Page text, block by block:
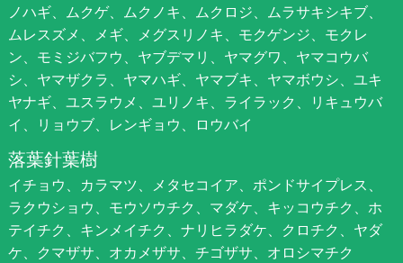
ノハギ、ムクゲ、ムクノキ、ムクロジ、ムラサキシキブ、
ムレスズメ、メギ、メグスリノキ、モクゲンジ、モクレ
ン、モミジバフウ、ヤブデマリ、ヤマグワ、ヤマコウバ
シ、ヤマザクラ、ヤマハギ、ヤマブキ、ヤマボウシ、ユキ
ヤナギ、ユスラウメ、ユリノキ、ライラック、リキュウバ
イ、リョウブ、レンギョウ、ロウバイ
落葉針葉樹
イチョウ、カラマツ、メタセコイア、ポンドサイプレス、
ラクウショウ、モウソウチク、マダケ、キッコウチク、ホ
テイチク、キンメイチク、ナリヒラダケ、クロチク、ヤダ
ケ、クマザサ、オカメザサ、チゴザサ、オロシマチク